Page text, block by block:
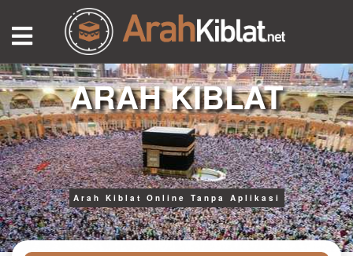
ARAH KIBLAT
Arah Kiblat Online Tanpa Aplikasi